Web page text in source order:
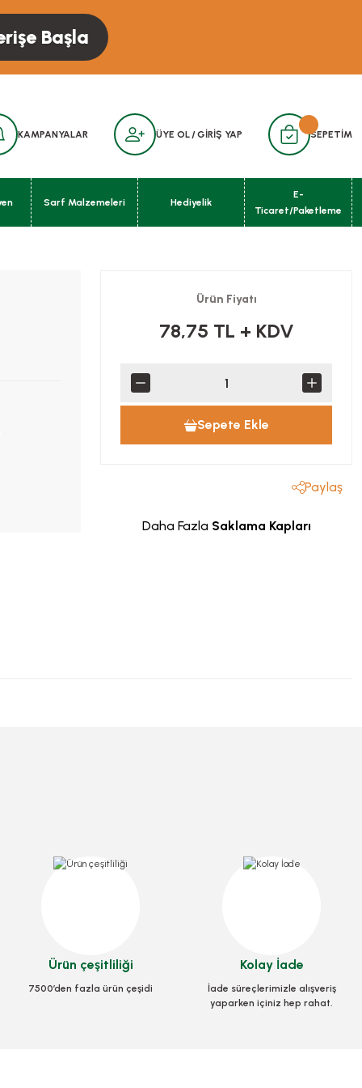
Başla
KAMPANYALAR ÜYE OL /GİRİŞ YAP SEPETİM
Sarf Malzemeleri Hediyelik
E-
Ticaret/Paketleme
Ürün Fiyatı
78,75 TL + KDV
Sepete Ekle
Paylaş
Daha Fazla Saklama Kapları
Ürün çeşitliliği
7500’den fazla ürün çeşidi
Kolay İade
İade süreçlerimizle alışveriş
yaparken içiniz hep rahat.